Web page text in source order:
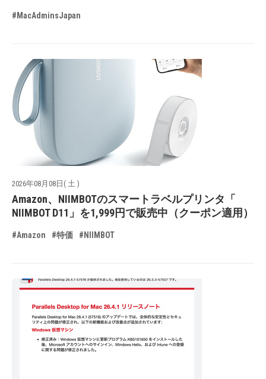
#MacAdminsJapan
2026年08月08日( 土 )
Amazon、NIIMBOTのスマートラベルプリンタ「
NIIMBOT D11」を1,999円で販売中（クーポン適用）
#Amazon #特価 #NIIMBOT